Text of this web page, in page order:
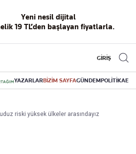
Yeni nesil dijital
19 TL’den başlayan fiyatlarla.
GİRİŞ
YAZARLARBİZİM SAYFAGÜNDEMPOLİTİKA
riski yüksek ülkeler arasındayız